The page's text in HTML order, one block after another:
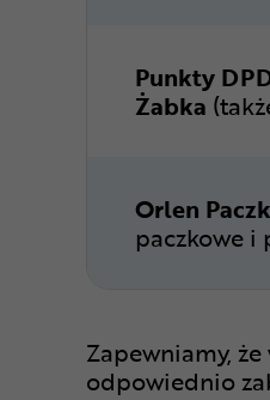
Punkty
Żabka
Orlen
paczkowe
Zapewniamy,
odpowiednio